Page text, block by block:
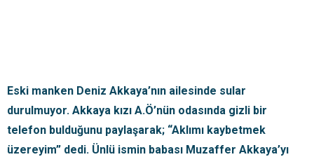
Eski manken Deniz Akkaya’nın ailesinde sular
durulmuyor. Akkaya kızı A.Ö’nün odasında gizli bir
telefon bulduğunu paylaşarak; “Aklımı kaybetmek
üzereyim” dedi. Ünlü ismin babası Muzaffer Akkaya’yı